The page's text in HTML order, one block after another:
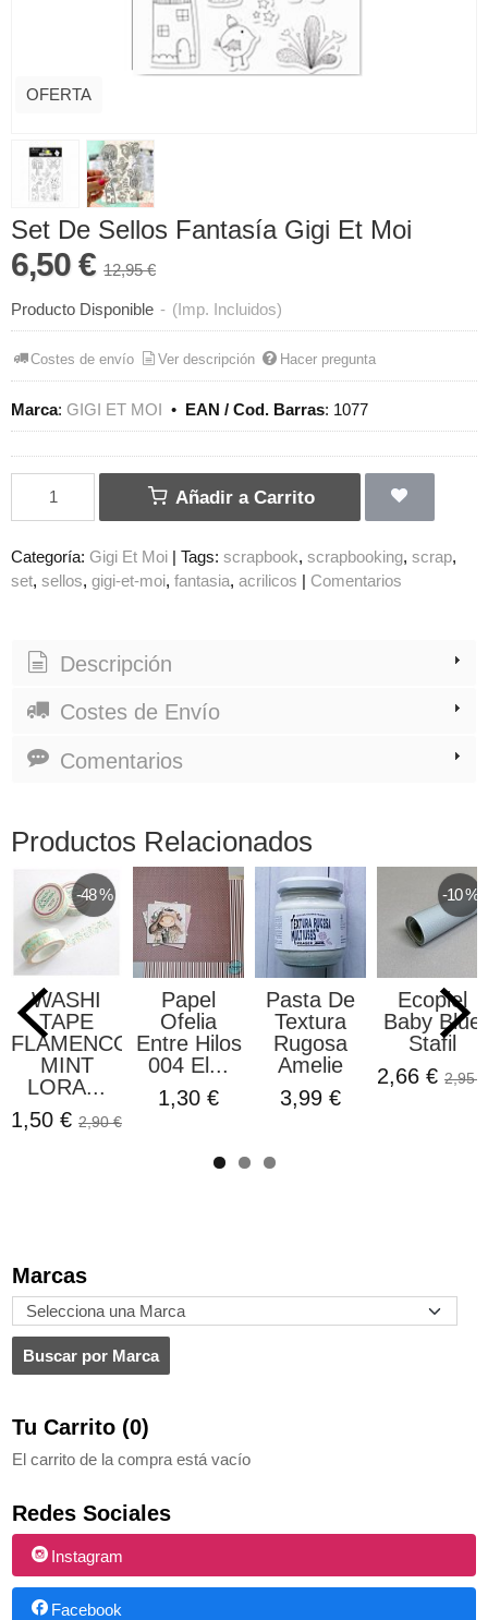
Marcas
Tu Carrito (0)
El carrito de la compra está vacío
Redes Sociales
Instagram
Facebook
OFERTA
Set De Sellos Fantasía Gigi Et Moi
6,50 € 12,95 €
Producto Disponible - (Imp. Incluidos)
Costes de envío Ver descripción Hacer pregunta
Marca: GIGI ET MOI • EAN / Cod. Barras: 1077
Añadir a Carrito
Categoría: Gigi Et Moi | Tags: scrapbook scrapbooking scrap
set sellos gigi-et-moi fantasia acrilicos | Comentarios
Descripción
Costes de Envío
Comentarios
Productos Relacionados
-48 %
WASHI
TAPE
FLAMENCOS
MINT
LORA...
1,50 € 2,90 €
Papel
Ofelia
Entre Hilos
004 El...
1,30 €
Pasta De
Textura
Rugosa
Amelie
3,99 €
-10 %
Ecopiel
Baby Blue
Stafil
2,66 € 2,95 €